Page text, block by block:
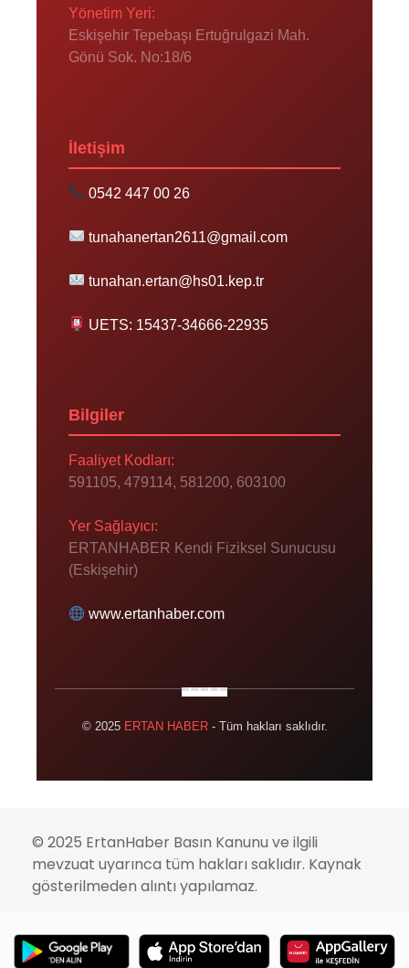
Yönetim Yeri:
Eskişehir Tepebaşı Ertuğrulgazi Mah.
Gönü Sok. No:18/6
İletişim
0542 447 00 26
tunahanertan2611@gmail.com
tunahan.ertan@hs01.kep.tr
UETS: 15437-34666-22935
Bilgiler
Faaliyet Kodları:
591105, 479114, 581200, 603100
Yer Sağlayıcı:
ERTANHABER Kendi Fiziksel Sunucusu
(Eskişehir)
www.ertanhaber.com
© 2025 ERTAN HABER- Tüm hakları saklıdır.
© 2025 ErtanHaber Basın Kanunu ve ilgili
mevzuat uyarınca tüm hakları saklıdır. Kaynak
gösterilmeden alıntı yapılamaz.